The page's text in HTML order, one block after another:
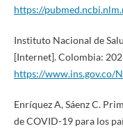
https://
Instituto Nacional de
[Internet]. Colombia:
https://www.ins.gov.co/
Enríquez A, Sáenz C.
de COVID-19 para los